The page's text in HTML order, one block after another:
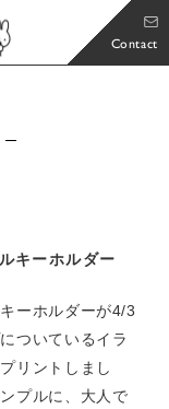
Contact
キーホルダー
ーホルダーが4/3
ついているイラ
リントしまし
プルに、大人で